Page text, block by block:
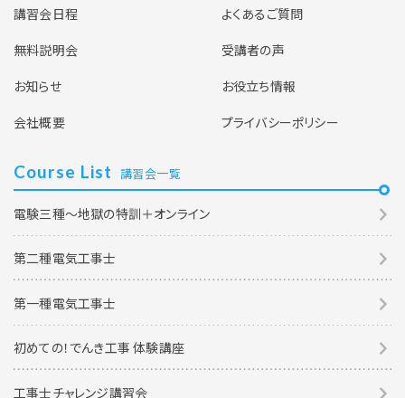
講習会日程
よくあるご質問
無料説明会
受講者の声
お知らせ
お役立ち情報
会社概要
プライバシーポリシー
Course List 講習会一覧
電験三種～地獄の特訓＋オンライン
第二種電気工事士
第一種電気工事士
初めての！でんき工事 体験講座
工事士チャレンジ講習会